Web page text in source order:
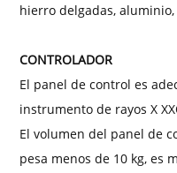
hierro delgadas, aluminio,
CONTROLADOR
El panel de control es
instrumento de rayos X
El volumen del panel de
pesa menos de 10 kg, es